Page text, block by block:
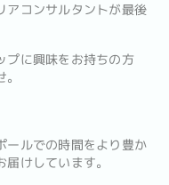
アコンサルタントが最後
プに興味をお持ちの方
ールでの時間をより豊か
けしています。